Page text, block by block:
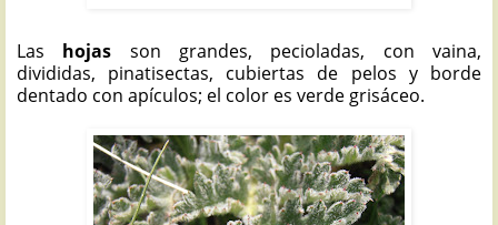
Las hojas son grandes, pecioladas, con vaina,
divididas, pinatisectas, cubiertas de pelos y borde
dentado con apículos; el color es verde grisáceo.